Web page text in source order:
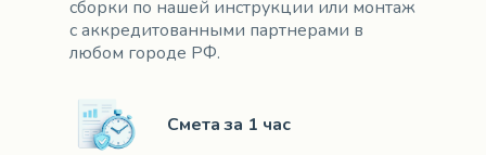
сборки по нашей инструкции или монтаж
с аккредитованными партнерами в
любом городе РФ.
Смета за 1 час